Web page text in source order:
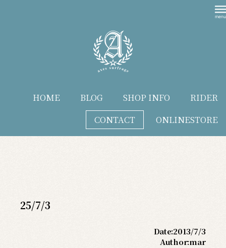
HOME BLOG SHOP INFO
RIDER
CONTACT
ONLINESTORE
25/7/3
Date:2013/7/3
Author:mar